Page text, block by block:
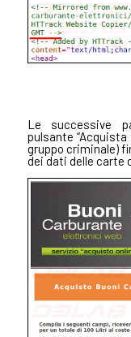
Le successive
pulsante
gruppo criminale)
dei dati delle carte